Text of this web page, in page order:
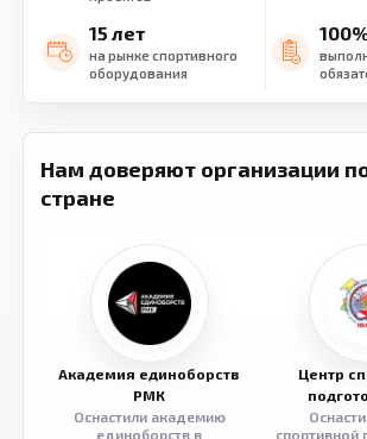
15 лет
на рынке спортивного
оборудования
Нам доверяют организации
стране
Академия единоборств
РМК
Оснастили академию
единоборств в
Центр
спортивной